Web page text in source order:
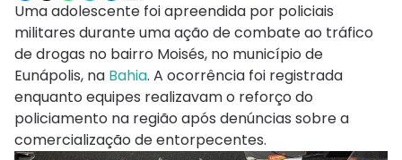
Uma adolescente foi apreendida por policiais
militares durante uma ação de combate ao tráfico
de drogas no bairro Moisés, no município de
Eunápolis, na Bahia. A ocorrência foi registrada
enquanto equipes realizavam o reforço do
policiamento na região após denúncias sobre a
comercialização de entorpecentes.